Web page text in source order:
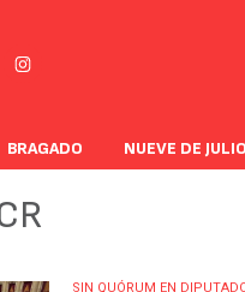
BRAGADO NUEVE DE JULIO
SIN QUÓRUM EN